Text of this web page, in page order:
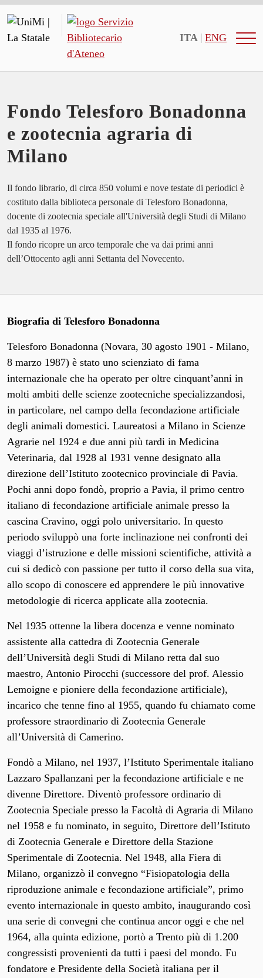
ITA ENG
Fondo Telesforo Bonadonna
e zootecnia agraria di
Milano
Il fondo librario, di circa 850 volumi e nove testate di periodici è
costituto dalla biblioteca personale di Telesforo Bonadonna,
docente di zootecnia speciale all'Università degli Studi di Milano
dal 1935 al 1976.
Il fondo ricopre un arco temporale che va dai primi anni
dell’Ottocento agli anni Settanta del Novecento.
Biografia di Telesforo Bonadonna
Telesforo Bonadonna (Novara, 30 agosto 1901 - Milano,
8 marzo 1987) è stato uno scienziato di fama
internazionale che ha operato per oltre cinquant’anni in
molti ambiti delle scienze zootecniche specializzandosi,
in particolare, nel campo della fecondazione artificiale
degli animali domestici. Laureatosi a Milano in Scienze
Agrarie nel 1924 e due anni più tardi in Medicina
Veterinaria, dal 1928 al 1931 venne designato alla
direzione dell’Istituto zootecnico provinciale di Pavia.
Pochi anni dopo fondò, proprio a Pavia, il primo centro
italiano di fecondazione artificiale animale presso la
cascina Cravino, oggi polo universitario. In questo
periodo sviluppò una forte inclinazione nei confronti dei
viaggi d’istruzione e delle missioni scientifiche, attività a
cui si dedicò con passione per tutto il corso della sua vita,
allo scopo di conoscere ed apprendere le più innovative
metodologie di ricerca applicate alla zootecnia.
Nel 1935 ottenne la libera docenza e venne nominato
assistente alla cattedra di Zootecnia Generale
dell’Università degli Studi di Milano retta dal suo
maestro, Antonio Pirocchi (successore del prof. Alessio
Lemoigne e pioniere della fecondazione artificiale),
incarico che tenne fino al 1955, quando fu chiamato come
professore straordinario di Zootecnia Generale
all’Università di Camerino.
Fondò a Milano, nel 1937, l’Istituto Sperimentale italiano
Lazzaro Spallanzani per la fecondazione artificiale e ne
divenne Direttore. Diventò professore ordinario di
Zootecnia Speciale presso la Facoltà di Agraria di Milano
nel 1958 e fu nominato, in seguito, Direttore dell’Istituto
di Zootecnia Generale e Direttore della Stazione
Sperimentale di Zootecnia. Nel 1948, alla Fiera di
Milano, organizzò il convegno “Fisiopatologia della
riproduzione animale e fecondazione artificiale”, primo
evento internazionale in questo ambito, inaugurando così
una serie di convegni che continua ancor oggi e che nel
1964, alla quinta edizione, portò a Trento più di 1.200
congressisti provenienti da tutti i paesi del mondo. Fu
fondatore e Presidente della Società italiana per il